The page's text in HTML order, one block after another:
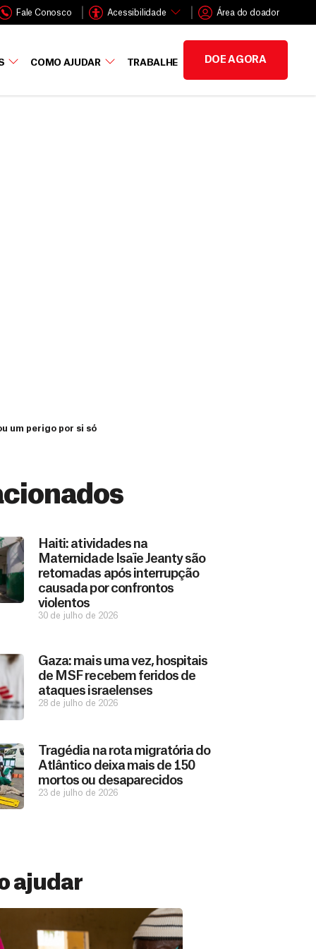
Fale Conosco Acessibilidade Área do doador
COMO AJUDAR TRABALHE DOE AGORA
um perigo por si só
Haiti: atividades na
Maternidade Isaïe Jeanty são
retomadas após interrupção
causada por confrontos
violentos
30 de julho de 2026
Gaza: mais uma vez, hospitais
de MSF recebem feridos de
ataques israelenses
28 de julho de 2026
Tragédia na rota migratória do
Atlântico deixa mais de 150
mortos ou desaparecidos
23 de julho de 2026
ajudar